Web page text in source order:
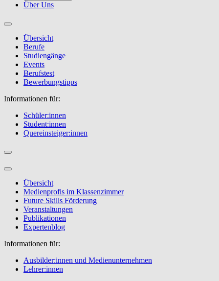
Über Uns
Übersicht
Berufe
Studiengänge
Events
Berufstest
Bewerbungstipps
Informationen für:
Schüler:innen
Student:innen
Quereinsteiger:innen
Übersicht
Medienprofis im Klassenzimmer
Future Skills Förderung
Veranstaltungen
Publikationen
Expertenblog
Informationen für:
Ausbilder:innen und Medienunternehmen
Lehrer:innen